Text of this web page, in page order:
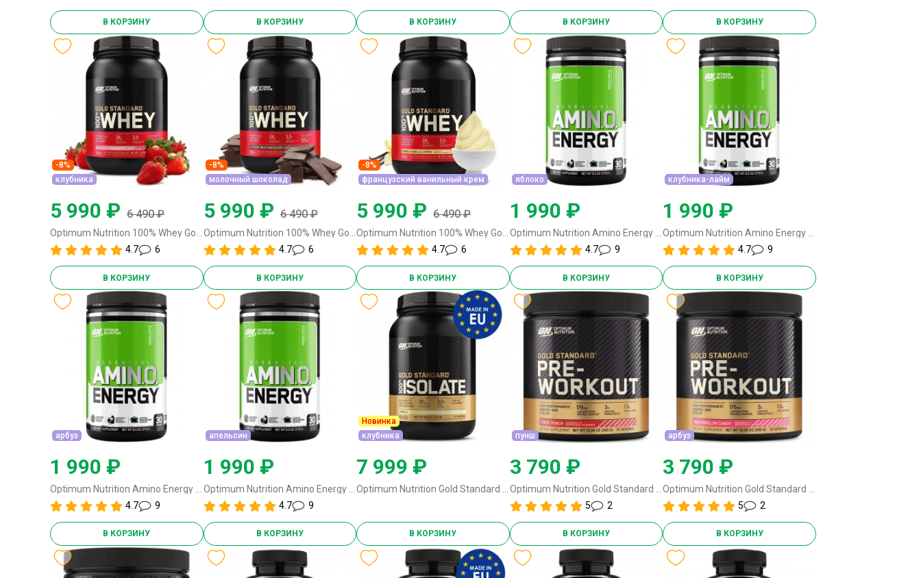
В КОРЗИНУ В КОРЗИНУ В КОРЗИНУ В КОРЗИНУ В КОРЗИНУ
-8%
клубника
5 990 ₽ 6 490 ₽
4.7
6
В КОРЗИНУ
-8%
молочный шоколад
5 990 ₽ 6 490 ₽
4.7
6
В КОРЗИНУ
-8%
французский ванильный крем
5 990 ₽ 6 490 ₽
4.7
6
В КОРЗИНУ
яблоко
1 990 ₽
4.7
9
В КОРЗИНУ
клубника-лайм
1 990 ₽
4.7
9
В КОРЗИНУ
арбуз
1 990 ₽
4.7
9
В КОРЗИНУ
апельсин
1 990 ₽
4.7
9
В КОРЗИНУ
Новинка
клубника
7 999 ₽
В КОРЗИНУ
пунш
3 790 ₽
5
2
В КОРЗИНУ
арбуз
3 790 ₽
5
2
В КОРЗИНУ